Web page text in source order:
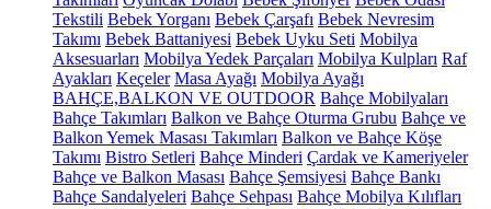
Tekstili Bebek Yorganı Bebek Çarşafı Bebek Nevresim
Takımı Bebek Battaniyesi Bebek Uyku Seti Mobilya
Aksesuarları Mobilya Yedek Parçaları Mobilya Kulpları Raf
Ayakları Keçeler Masa Ayağı Mobilya Ayağı
BAHÇE,BALKON VE OUTDOOR Bahçe Mobilyaları
Bahçe Takımları Balkon ve Bahçe Oturma Grubu Bahçe ve
Balkon Yemek Masası Takımları Balkon ve Bahçe Köşe
Takımı Bistro Setleri Bahçe Minderi Çardak ve Kameriyeler
Bahçe ve Balkon Masası Bahçe Şemsiyesi Bahçe Bankı
Bahçe Sandalyeleri Bahçe Sehpası Bahçe Mobilya Kılıfları